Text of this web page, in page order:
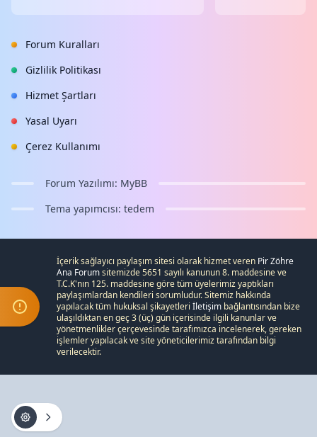
Forum Kuralları
Gizlilik Politikası
Hizmet Şartları
Yasal Uyarı
Çerez Kullanımı
Forum Yazılımı: MyBB
Tema yapımcısı: tedem
İçerik sağlayıcı paylaşım sitesi olarak hizmet veren Pir Zöhre
Ana Forumsitemizde 5651 sayılı kanunun 8. maddesine ve
T.C.K'nın 125. maddesine göre tüm üyelerimiz yaptıkları
paylaşımlardan kendileri sorumludur. Sitemiz hakkında
yapılacak tüm hukuksal şikayetleri İletişim bağlantısından bize
ulaşıldıktan en geç 3 (üç) gün içerisinde ilgili kanunlar ve
yönetmenlikler çerçevesinde tarafımızca incelenerek, gereken
işlemler yapılacak ve site yöneticilerimiz tarafından bilgi
verilecektir.